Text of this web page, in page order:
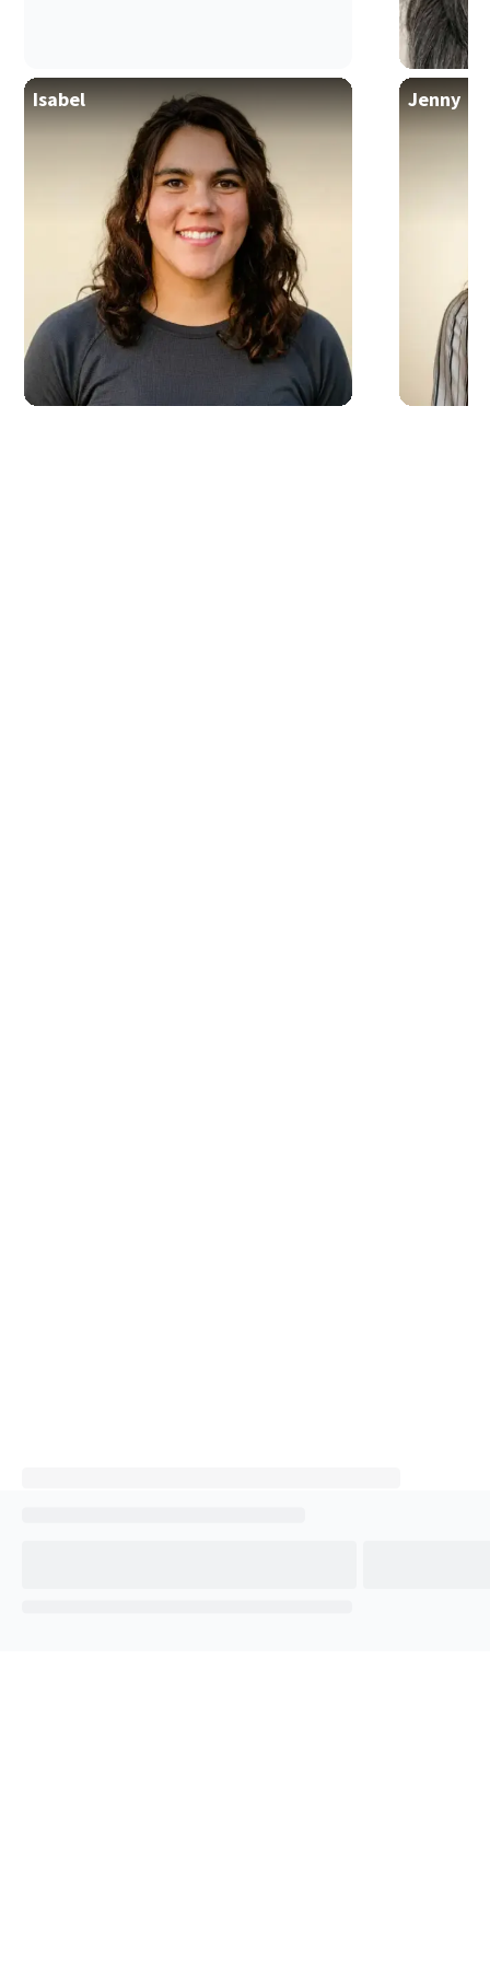
Isabel Responsable des opérations de vol
Isabel trouve les itinéraires de vol les plus astucieux et
fournit aux voyageurs les bonnes informations, afin
qu'ils n'aient pas à s'inquiéter de la façon d'y arriver.
Jenny